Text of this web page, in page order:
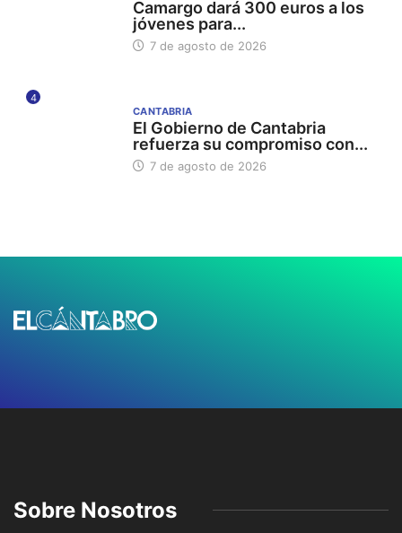
Camargo dará 300 euros a los
jóvenes para...
7 de agosto de 2026
4
CANTABRIA
El Gobierno de Cantabria
refuerza su compromiso con...
7 de agosto de 2026
Sobre Nosotros